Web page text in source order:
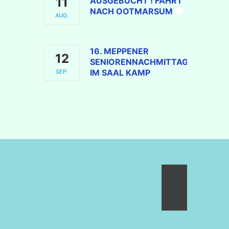
AUG.
NACH OOTMARSUM
12
SEP.
16. MEPPENER
SENIORENNACHMITTAG
IM SAAL KAMP